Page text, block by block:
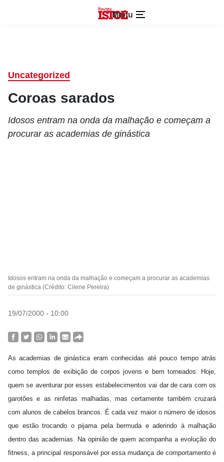
Menu
Uncategorized
Coroas sarados
Idosos entram na onda da malhação e começam a
procurar as academias de ginástica
Idosos entram na onda da malhação e começam a procurar as academias
de ginástica (Crédito: Cilene Pereira)
19/07/2000 - 10:00
As academias de ginástica eram conhecidas até pouco tempo atrás
como templos de exibição de corpos jovens e bem torneados. Hoje,
quem se aventurar por esses estabelecimentos vai dar de cara com os
garotões e as ninfetas malhadas, mas certamente também cruzará
com alunos de cabelos brancos. É cada vez maior o número de idosos
que estão trocando o pijama pela bermuda e aderindo à malhação
dentro das academias. Na opinião de quem acompanha a evolução do
fitness, a principal responsável por essa mudança de comportamento é